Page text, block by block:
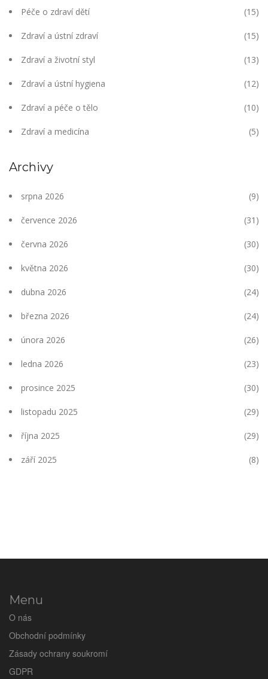
Péče o zdraví dětí (15)
Zdraví a ústní zdraví (15)
Zdraví a životní styl (13)
Zdraví a ústní hygiena (12)
Zdraví a péče o tělo (10)
Zdraví a medicína (5)
Archivy
srpna 2026 (9)
července 2026 (31)
června 2026 (30)
května 2026 (30)
dubna 2026 (24)
března 2026 (24)
února 2026 (26)
ledna 2026 (23)
prosince 2025 (30)
listopadu 2025 (29)
října 2025 (29)
září 2025 (8)
Menu
O nás
Obchodní podmínky
Zásady ochrany soukromí
GDPR